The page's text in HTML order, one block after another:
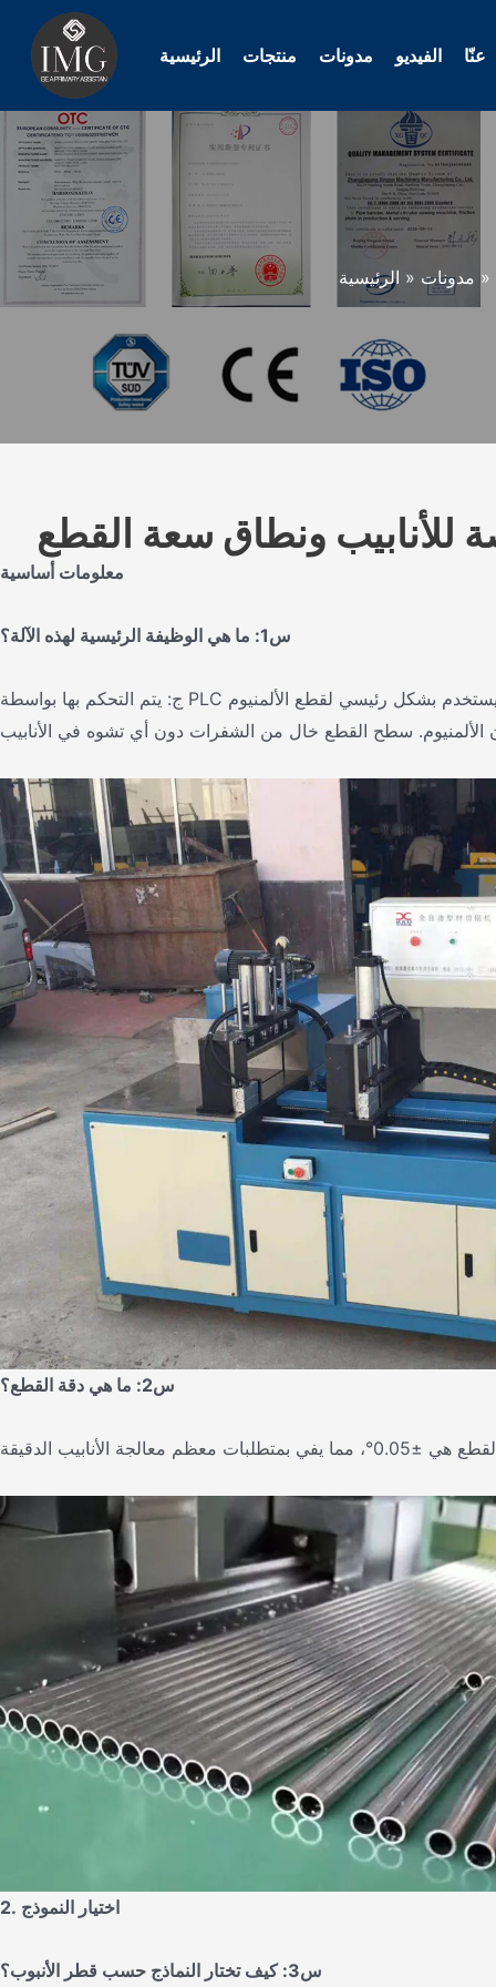
المحتوى
الرئيسية منتجات مدونات الفيديو عنّا
الرئيسية » مدونات »
للأنابيب ونطاق سعة القطع
معلومات أساسية
س1: ما هي الوظيفة الرئيسية لهذه الآلة؟
ج: يتم التحكم بها بواسطة PLC وشاشة اللمس، وتقوم بعمليات أوتوماتيكية كاملة تشمل التغذية التلقائية، والتثبيت التلقائي، ووضع السيرفو، والقطع، والتفريغ، والعد. يستخدم بشكل رئيسي لقطع الألمنيوم
س2: ما هي دقة القطع؟
2. اختيار النموذج
س3: كيف تختار النماذج حسب قطر الأنبوب؟